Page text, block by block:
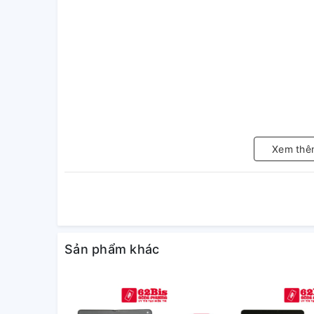
Xem
Sản phẩm khác